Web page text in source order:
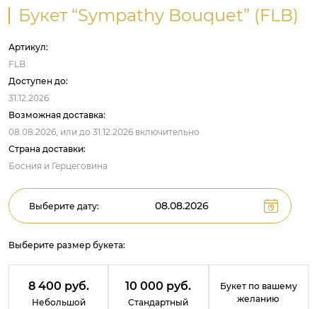
Букет “Sympathy Bouquet” (FLB)
Артикул:
FLB
Доступен до:
31.12.2026
Возможная доставка:
08.08.2026, или до 31.12.2026 включительно
Страна доставки:
Босния и Герцеговина
Выберите дату:
Выберите размер букета:
8 400 руб.
Небольшой
10 000 руб.
Стандартный
Букет по вашему
желанию